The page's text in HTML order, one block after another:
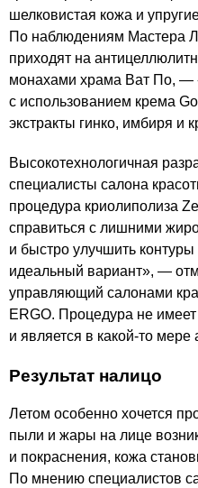
шелковистая кожа и
По наблюдениям Мастера
приходят на
монахами храма Ват По, —
с использованием крема
экстракты гинко, имбиря и
Высокотехнологичная
специалисты салона
процедура криолиполиза
справиться с лишними
и быстро улучшить
идеальный вариант», —
управляющий салонами
ERGO. Процедура не
и является в какой-то мере
Результат налицо
Летом особенно хочется
пыли и жары на лице
и покраснения, кожа
По мнению специалистов